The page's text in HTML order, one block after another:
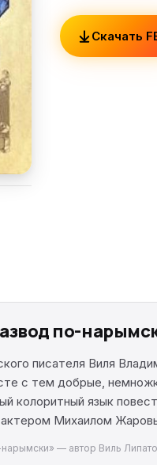
Скачать
по-
писателя Виля
с тем добрые,
колоритный язык
Михаилом
нарымски» — автор Виль